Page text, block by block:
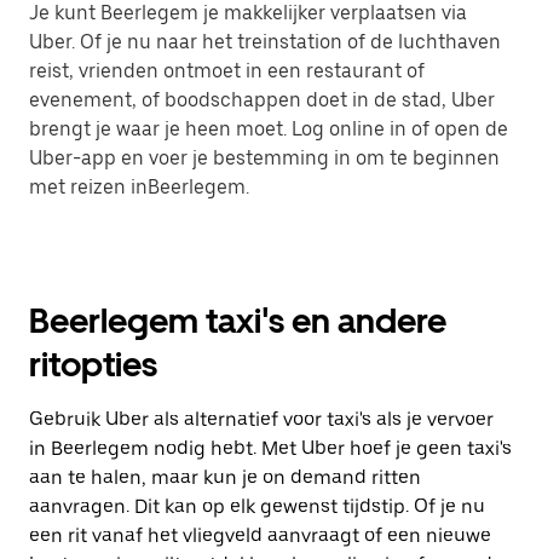
Je kunt Beerlegem je makkelijker verplaatsen via
Uber. Of je nu naar het treinstation of de luchthaven
reist, vrienden ontmoet in een restaurant of
evenement, of boodschappen doet in de stad, Uber
brengt je waar je heen moet. Log online in of open de
Uber-app en voer je bestemming in om te beginnen
met reizen inBeerlegem.
Beerlegem taxi's en andere
ritopties
Gebruik Uber als alternatief voor taxi's als je vervoer
in Beerlegem nodig hebt. Met Uber hoef je geen taxi's
aan te halen, maar kun je on demand ritten
aanvragen. Dit kan op elk gewenst tijdstip. Of je nu
een rit vanaf het vliegveld aanvraagt of een nieuwe